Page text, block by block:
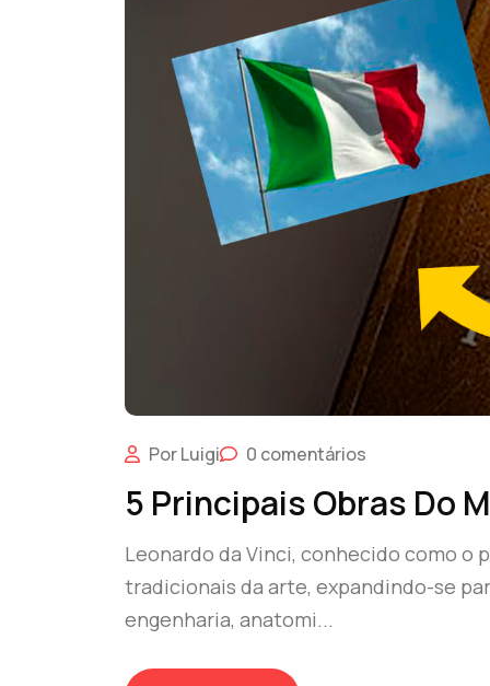
Por Luigi 0 comentários
5 Principais Obras Do
Leonardo da Vinci, conhecido como
tradicionais da arte, expandindo-se
engenharia, anatomi...